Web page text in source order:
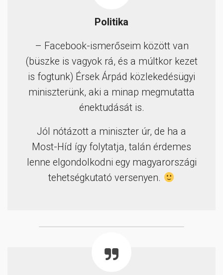
Politika
– Facebook-ismerőseim között van
(büszke is vagyok rá, és a múltkor kezet
is fogtunk) Érsek Árpád közlekedésügyi
miniszterünk, aki a minap megmutatta
énektudását is.
Jól nótázott a miniszter úr, de ha a
Most-Híd így folytatja, talán érdemes
lenne elgondolkodni egy magyarországi
tehetségkutató versenyen.